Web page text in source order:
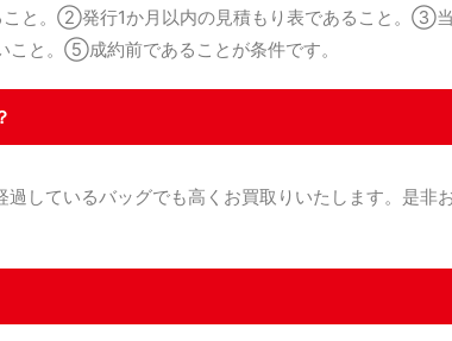
と。②発行1か月以内の見積もり表であること。③
と。⑤成約前であることが条件です。
しているバッグでも高くお買取りいたします。是非